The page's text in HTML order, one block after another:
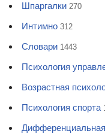
Шпаргалки 270
Интимно 312
Словари 1443
Психология
Возрастная
Психология спорта
Дифференциальная